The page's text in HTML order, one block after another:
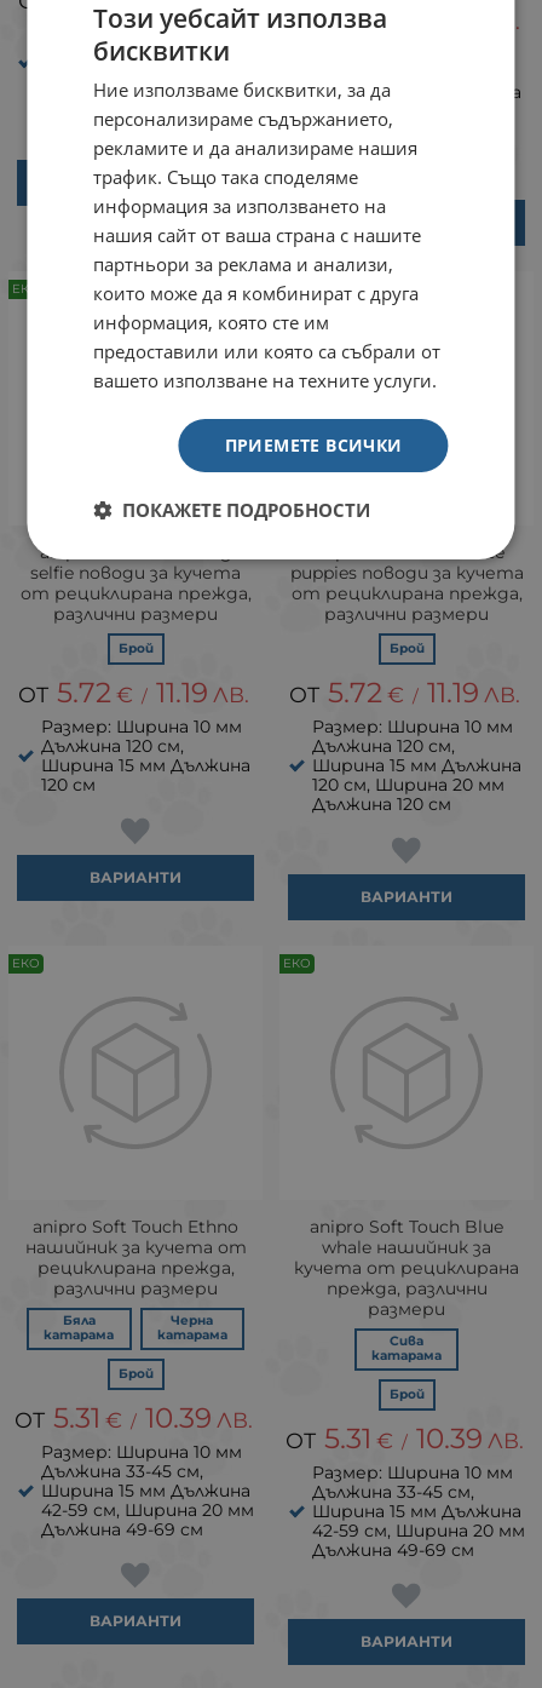
Размер: Ширина 10 мм
Дължина 120 см,
Дължина 120 см
ВАРИАНТИ
5.72 ЛВ.
Ширина 15 мм Дължина
Дължина 120 см
аnipro Soft Touch Dog
selfie поводи за кучета
от рециклирана прежда,
различни размери
Брой
5.72 € / 11.19 ЛВ.
Размер: Ширина 10 мм
Дължина 120 см,
Ширина 15 мм Дължина
120 см
ВАРИАНТИ
ЕКО
аnipro Soft Touch Cute
puppies поводи за кучета
от рециклирана прежда,
различни размери
Брой
5.72 € / 11.19 ЛВ.
Размер: Ширина 10 мм
Дължина 120 см,
Ширина 15 мм Дължина
120 см, Ширина 20 мм
Дължина 120 см
ВАРИАНТИ
ЕКО
аnipro Soft Touch Ethno
нашийник за кучета от
рециклирана прежда,
различни размери
Бяла
катарама
Черна
катарама
Брой
5.31 € / 10.39 ЛВ.
Размер: Ширина 10 мм
Дължина 33-45 см,
Ширина 15 мм Дължина
42-59 см, Ширина 20 мм
Дължина 49-69 см
ВАРИАНТИ
ЕКО
аnipro Soft Touch Blue
whale нашийник за
кучета от рециклирана
прежда, различни
размери
Сива
катарама
Брой
5.31 € / 10.39 ЛВ.
Размер: Ширина 10 мм
Дължина 33-45 см,
Ширина 15 мм Дължина
42-59 см, Ширина 20 мм
Дължина 49-69 см
ВАРИАНТИ
ЕКО
Този уебсайт използва
бисквитки
Ние използваме бисквитки, за да
персонализираме съдържанието,
рекламите и да анализираме нашия
трафик. Също така споделяме
информация за използването на
нашия сайт от ваша страна с нашите
партньори за реклама и анализи,
които може да я комбинират с друга
информация, която сте им
предоставили или която са събрали от
вашето използване на техните услуги.
ПРИЕМЕТЕ ВСИЧКИ
ПОКАЖЕТЕ ПОДРОБНОСТИ